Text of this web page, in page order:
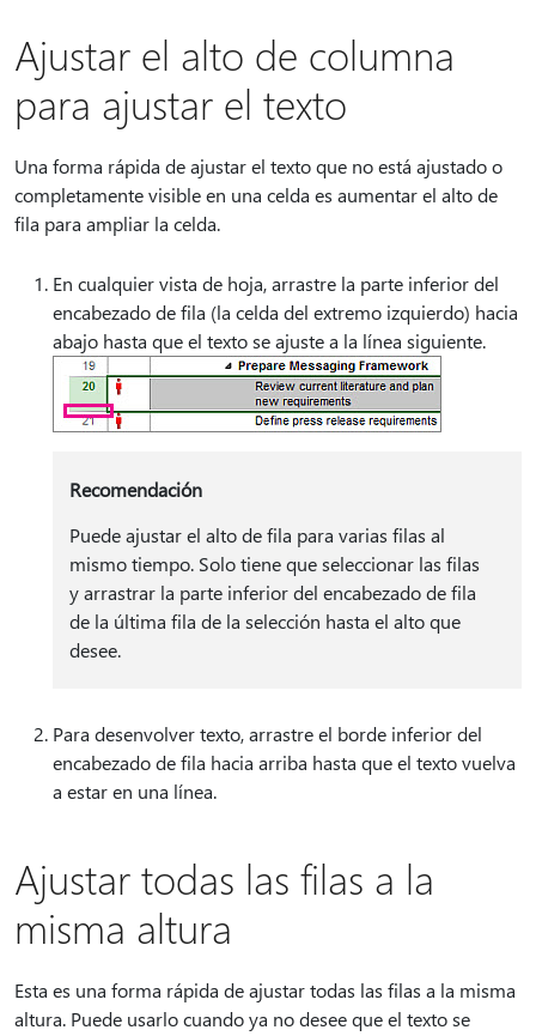
Ajustar el alto de columna
para ajustar el texto
Una forma rápida de ajustar el texto que no está ajustado o
completamente visible en una celda es aumentar el alto de
fila para ampliar la celda.
En cualquier vista de hoja, arrastre la parte inferior del
encabezado de fila (la celda del extremo izquierdo) hacia
abajo hasta que el texto se ajuste a la línea siguiente.
Recomendación
Puede ajustar el alto de fila para varias filas al
mismo tiempo. Solo tiene que seleccionar las filas
y arrastrar la parte inferior del encabezado de fila
de la última fila de la selección hasta el alto que
desee.
Para desenvolver texto, arrastre el borde inferior del
encabezado de fila hacia arriba hasta que el texto vuelva
a estar en una línea.
Ajustar todas las filas a la
misma altura
Esta es una forma rápida de ajustar todas las filas a la misma
altura. Puede usarlo cuando ya no desee que el texto se